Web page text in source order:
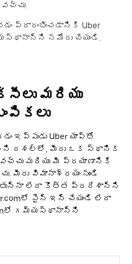
ప్రారంభించడానికి Uber
నమోదు చేయండి.
మరియు
ఇప్పుడు Uber యాప్‌తో
దశల్లో, మీరు ఒక స్థానిక
మరియు మీ ప్రయాణానికి
మీరు విమానాశ్రయం నుండి
లేదా కొత్త ప్రదేశాన్ని
సైన్ ఇన్ చేయండి లేదా
గమ్యస్థానాన్ని